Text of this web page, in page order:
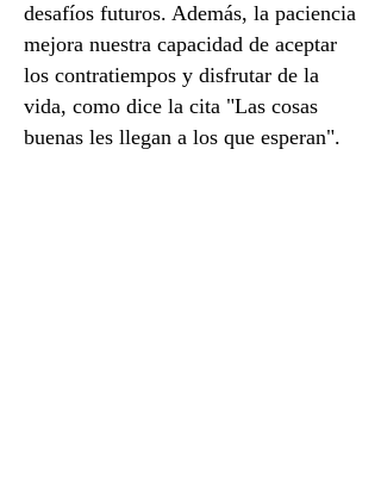
desafíos futuros. Además, la paciencia
mejora nuestra capacidad de aceptar
los contratiempos y disfrutar de la
vida, como dice la cita "Las cosas
buenas les llegan a los que esperan".